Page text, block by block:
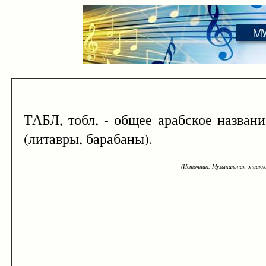
ТАБЛ, тобл, - общее арабское
(литавры, барабаны).
(Источник: Музыкальная